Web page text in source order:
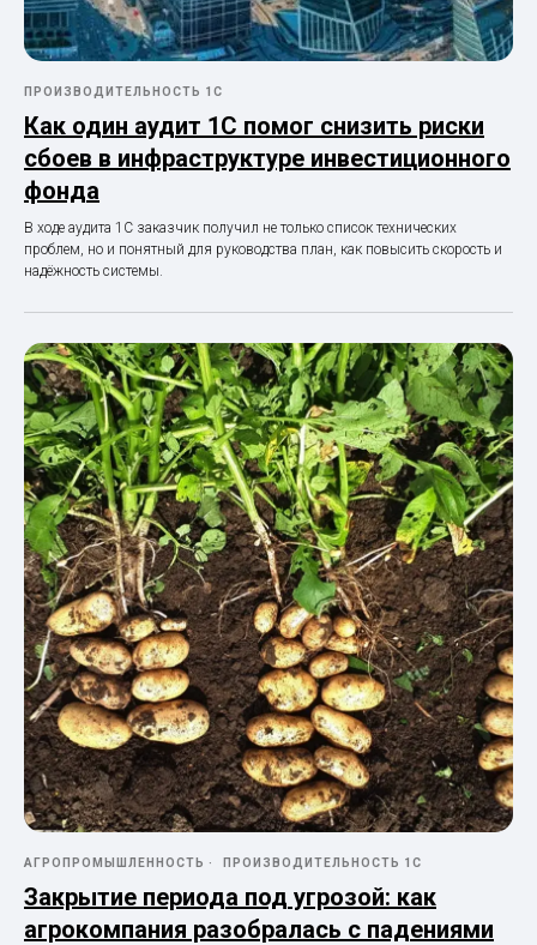
ПРОИЗВОДИТЕЛЬНОСТЬ 1С
Как один аудит 1С помог снизить риски
сбоев в инфраструктуре инвестиционного
фонда
В ходе аудита 1С заказчик получил не только список технических
проблем, но и понятный для руководства план, как повысить скорость и
надёжность системы.
АГРОПРОМЫШЛЕННОСТЬ ПРОИЗВОДИТЕЛЬНОСТЬ 1С
Закрытие периода под угрозой: как
агрокомпания разобралась с падениями